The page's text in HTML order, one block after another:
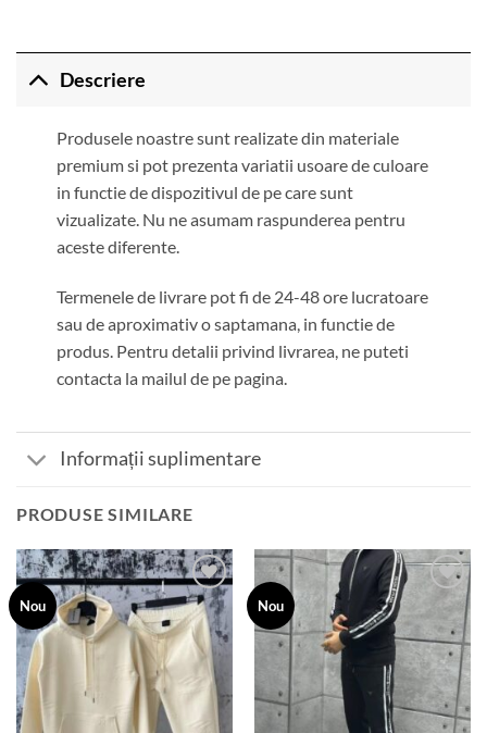
Descriere
Produsele noastre sunt realizate din materiale
premium si pot prezenta variatii usoare de culoare
in functie de dispozitivul de pe care sunt
vizualizate. Nu ne asumam raspunderea pentru
aceste diferente.
Termenele de livrare pot fi de 24-48 ore lucratoare
sau de aproximativ o saptamana, in functie de
produs. Pentru detalii privind livrarea, ne puteti
contacta la mailul de pe pagina.
Informații suplimentare
PRODUSE SIMILARE
Nou
Add to
wishlist
Nou
Add to
wishlist